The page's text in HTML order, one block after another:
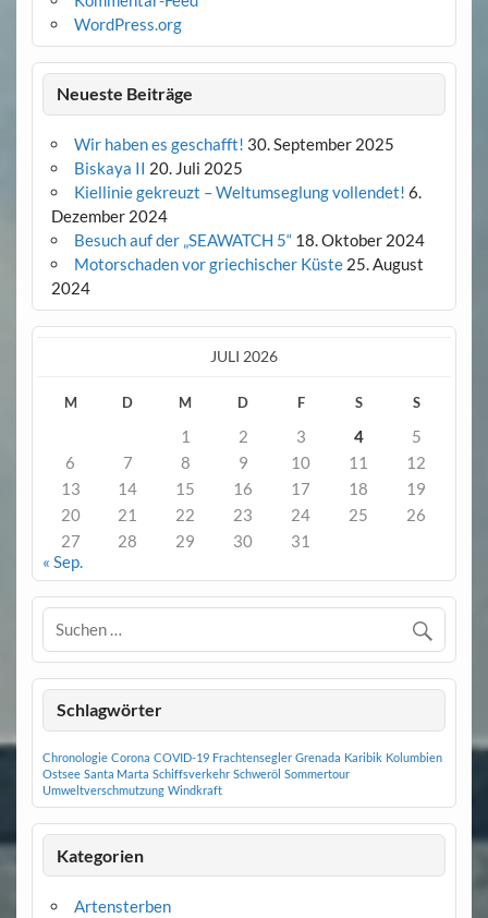
WordPress.org
Neueste Beiträge
Wir haben es geschafft! 30. September 2025
Biskaya II 20. Juli 2025
Kiellinie gekreuzt – Weltumseglung vollendet! 6.
Dezember 2024
Besuch auf der „SEAWATCH 5“ 18. Oktober 2024
Motorschaden vor griechischer Küste 25. August
2024
JULI 2026
M D M D F S S
1 2 3 4
5
6
7 8 9 10 11
12
13
14 15 16 17 18
19
20
21 22 23 24 25
26
27
28 29 30
31
« Sep.
Schlagwörter
Chronologie Corona COVID-19 Frachtensegler Grenada Karibik Kolumbien
Ostsee Santa Marta Schiffsverkehr Schweröl Sommertour
Umweltverschmutzung Windkraft
Kategorien
Artensterben